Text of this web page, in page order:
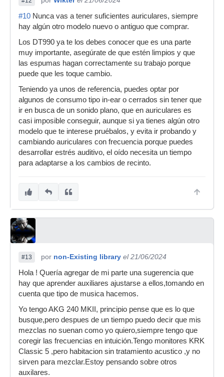
#10 Nunca vas a tener suficientes auriculares, siempre
hay algún otro modelo nuevo o antiguo que comprar.
Los DT990 ya te los debes conocer que es una parte
muy importante, asegúrate de que estén limpios y que
las espumas hagan correctamente su trabajo porque
puede que les toque cambio.
Teniendo ya unos de referencia, puedes optar por
algunos de consumo tipo in-ear o cerrados sin tener que
ir en busca de un sonido plano, que en auriculares es
casi imposible conseguir, aunque si ya tienes algún otro
modelo que te interese pruébalos, y evita ir probando y
cambiando auriculares con frecuencia porque puedes
desarrollar estrés auditivo, el oído necesita un tiempo
para adaptarse a los cambios de recinto.
#13 por non-Existing library el 21/06/2024
Hola ! Quería agregar de mi parte una sugerencia que
hay que aprender auxiliares ajustarse a ellos,tomando en
cuenta que tipo de musica hacemos.
Yo tengo AKG 240 MKII, principio pense que es lo que
busque,pero despues de un tiempo puedo decir que mis
mezclas no suenan como yo quiero,siempre tengo que
coregir las frecuencias en intuición.Tengo monitores KRK
Classic 5 ,pero habitacion sin tratamiento acustico ,y no
sirven para mezclar.Estoy pensando sobre otros
auxilares.